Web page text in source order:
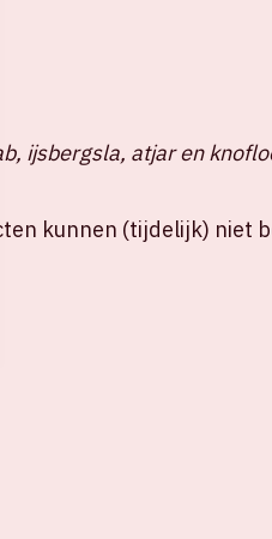
ijsbergsla, atjar en
kunnen (tijdelijk) niet